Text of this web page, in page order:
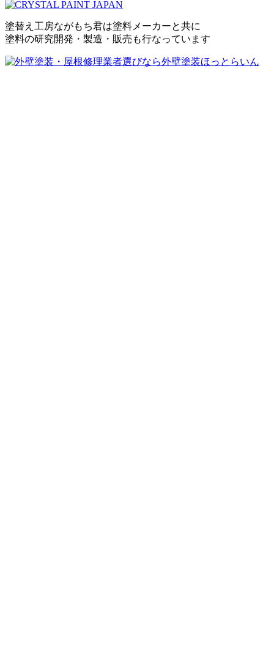
塗替え工房ながもち君は塗料メーカーと共に
塗料の研究開発・製造・販売も行なっています